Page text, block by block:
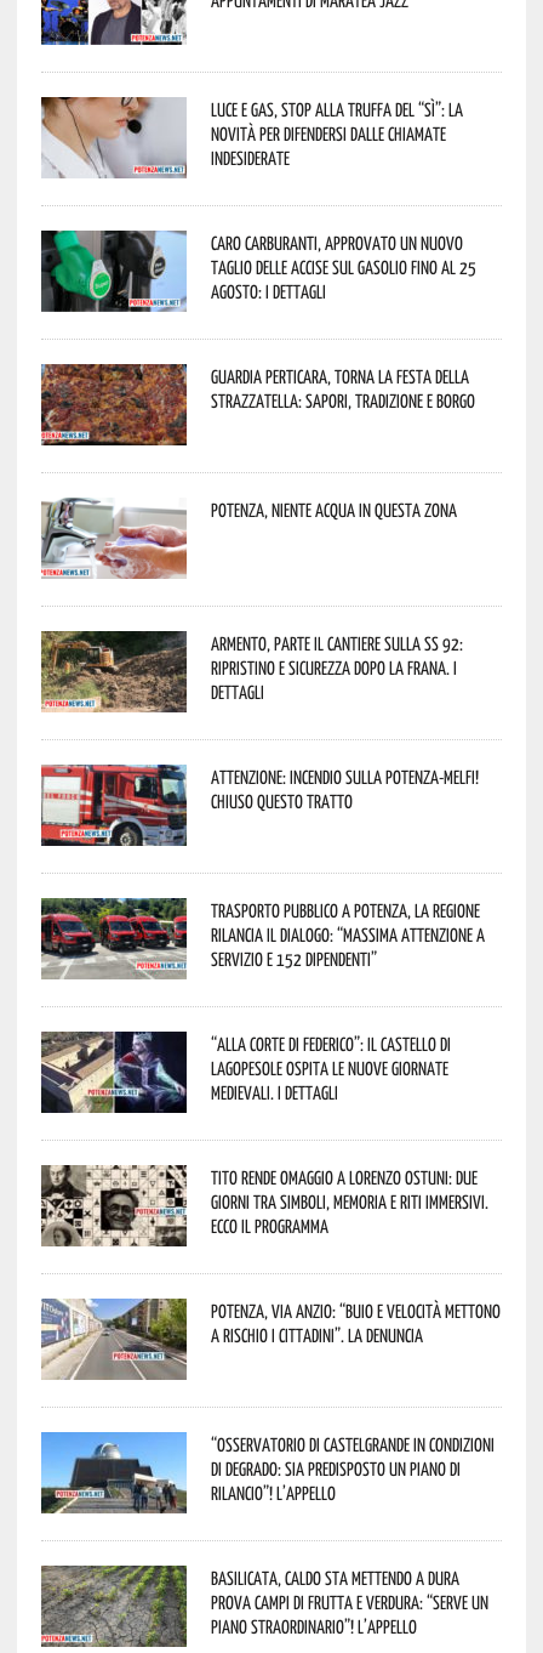
Luce e gas, stop alla truffa del “Sì”: la
novità per difendersi dalle chiamate
indesiderate
Caro carburanti, approvato un nuovo
taglio delle accise sul gasolio fino al 25
agosto: i dettagli
Guardia Perticara, torna la Festa della
Strazzatella: sapori, tradizione e borgo
Potenza, niente acqua in questa zona
Armento, parte il cantiere sulla SS 92:
ripristino e sicurezza dopo la frana. I
dettagli
Attenzione: incendio sulla Potenza-Melfi!
Chiuso questo tratto
Trasporto pubblico a Potenza, la Regione
rilancia il dialogo: “Massima attenzione a
servizio e 152 dipendenti”
“Alla corte di Federico”: il Castello di
Lagopesole ospita le nuove Giornate
Medievali. I dettagli
Tito rende omaggio a Lorenzo Ostuni: due
giorni tra simboli, memoria e riti immersivi.
Ecco il programma
Potenza, Via Anzio: “Buio e velocità mettono
a rischio i cittadini”. La denuncia
“Osservatorio di Castelgrande in condizioni
di degrado: sia predisposto un piano di
rilancio”! L’appello
Basilicata, caldo sta mettendo a dura
prova campi di frutta e verdura: “Serve un
piano straordinario”! L’appello